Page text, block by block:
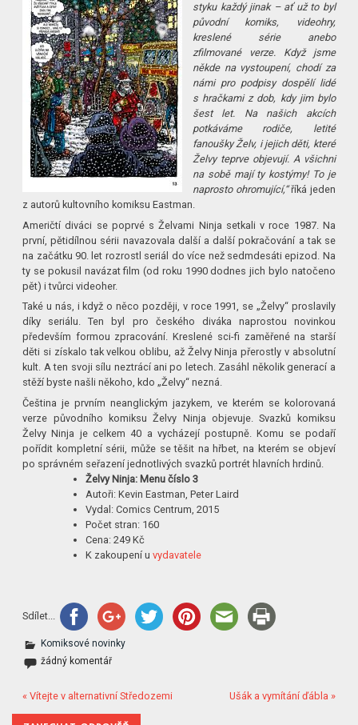
styku každý jinak – ať už to byl
původní komiks, videohry,
kreslené série anebo
zfilmované verze. Když jsme
někde na vystoupení, chodí za
námi pro podpisy dospělí lidé
s hračkami z dob, kdy jim bylo
šest let. Na našich akcích
potkáváme rodiče, letité
fanoušky Želv, i jejich děti, které
Želvy teprve objevují. A všichni
na sobě mají ty kostýmy! To je
naprosto ohromující,“říká jeden
z autorů kultovního komiksu Eastman.
Američtí diváci se poprvé s Želvami Ninja setkali v roce 1987. Na
první, pětidílnou sérii navazovala další a další pokračování a tak se
na začátku 90. let rozrostl seriál do více než sedmdesáti epizod. Na
ty se pokusil navázat film (od roku 1990 dodnes jich bylo natočeno
pět) i tvůrci videoher.
Také u nás, i když o něco později, v roce 1991, se „Želvy“ proslavily
díky seriálu. Ten byl pro českého diváka naprostou novinkou
především formou zpracování. Kreslené sci-fi zaměřené na starší
děti si získalo tak velkou oblibu, až Želvy Ninja přerostly v absolutní
kult. A ten svoji sílu neztrácí ani po letech. Zasáhl několik generací a
stěží byste našli někoho, kdo „Želvy“ nezná.
Čeština je prvním neanglickým jazykem, ve kterém se kolorovaná
verze původního komiksu Želvy Ninja objevuje. Svazků komiksu
Želvy Ninja je celkem 40 a vycházejí postupně. Komu se podaří
pořídit kompletní sérii, může se těšit na hřbet, na kterém se objeví
po správném seřazení jednotlivých svazků portrét hlavních hrdinů.
Želvy Ninja: Menu číslo 3
Autoři: Kevin Eastman, Peter Laird
Vydal: Comics Centrum, 2015
Počet stran: 160
Cena: 249 Kč
K zakoupení u vydavatele
Sdílet...
Komiksové novinky
žádný komentář
« Vítejte v alternativní Středozemi Ušák a vymítání ďábla »